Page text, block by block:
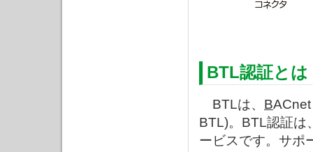
BTL認証とは
BTLは、 B
BTL)。BTL認証は
ービスです。サポ